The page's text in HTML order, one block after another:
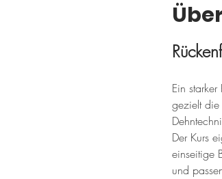
Ein
gezielt die
Der Kurs
einseitige
und